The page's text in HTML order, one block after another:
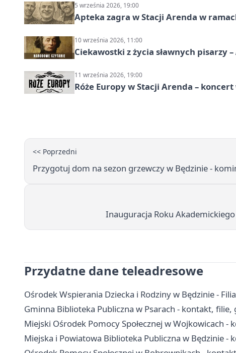
5 września 2026, 19:00
Apteka zagra w Stacji Arenda w
10 września 2026, 11:00
Ciekawostki z życia sławnych pisarzy
11 września 2026, 19:00
Róże Europy w Stacji Arenda –
<< Poprzedni
Przygotuj dom na sezon grzewczy w Będzinie -
Inauguracja Roku
Przydatne dane teleadresowe
Ośrodek Wspierania Dziecka i Rodziny w Będzinie -
Gminna Biblioteka Publiczna w Psarach - kontakt,
Miejski Ośrodek Pomocy Społecznej w Wojkowicach -
Miejska i Powiatowa Biblioteka Publiczna w Będzinie -